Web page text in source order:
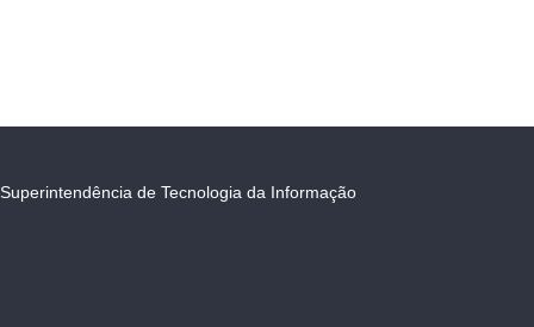
Superintendência de Tecnologia da Informação